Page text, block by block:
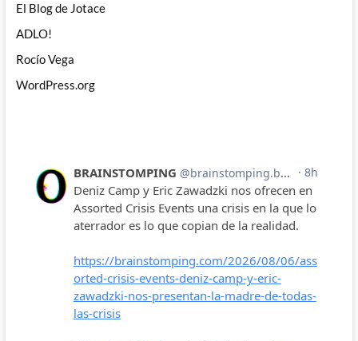
El Blog de Jotace
ADLO!
Rocío Vega
WordPress.org